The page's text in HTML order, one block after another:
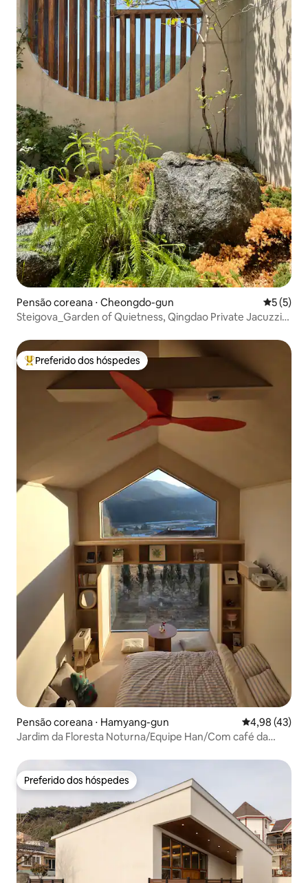
Pensão coreana ⋅ Cheongdo-gun 5 de
5 (5)
Steigova_Garden of Quietness, Qingdao Private Jacuzzi
Entre os melhores preferidos dos hóspedes
Preferido dos hóspedes
Pensão coreana ⋅ Hamyang-gun 4,98 de uma
4,98 (43)
Jardim da Floresta Noturna/Equipe Han/Com café da
Preferido dos hóspedes
Preferido dos hóspedes